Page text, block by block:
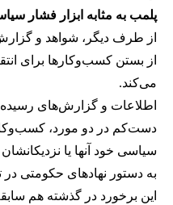
پلمب به مثابه ابزار فشار
از طرف دیگر، شواهد و
از بستن کسب‌وکارها برای
می‌کند.
اطلاعات و گزارش‌های رسیده
دست‌کم در دو مورد،
سیاسی خود آنها یا
به دستور نهادهای حکومتی در
این برخورد در گذشته هم